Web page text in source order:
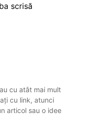
scrisă
cu atât mai mult
cu link, atunci
articol sau o idee